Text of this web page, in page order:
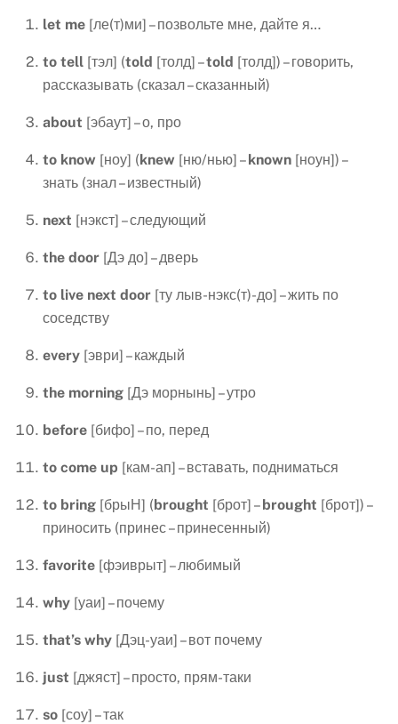
let me [ле(т)ми] – позвольте мне, дайте я…
to tell [тэл] (told [толд] –told [толд]) – говорить,
рассказывать (сказал – сказанный)
about [эбаут] – о, про
to know [ноу] (knew [ню/нью] –known [ноун]) –
знать (знал – известный)
next [нэкст] – следующий
the door [Дэ до] – дверь
to live next door [ту лыв-нэкс(т)-до] – жить по
соседству
every [эври] – каждый
the morning [Дэ морнынь] – утро
before [бифо] – по, перед
to come up [кам-ап] – вставать, подниматься
to bring [брыН] (brought [брот] –brought [брот]) –
приносить (принес – принесенный)
favorite [фэиврыт] – любимый
why [уаи] – почему
that’s why [Дэц-уаи] – вот почему
just [джяст] – просто, прям-таки
so [соу] – так